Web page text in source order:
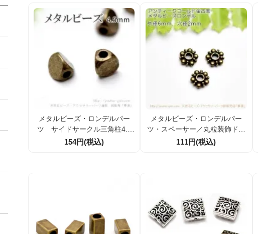
メタルビーズ・ロンデルパー
ツ サイドサークル三角柱4.5
ｍｍ アンティークゴールド金
154円(税込)
メタルビーズ・ロンデルパー
ツ・スペーサー／丸粒装飾ドー
ナツ型6ｍｍ穴径2ｍｍアンティ
111円(税込)